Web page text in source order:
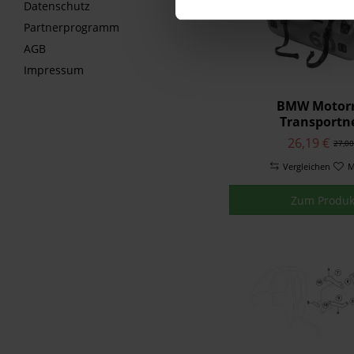
Datenschutz
Partnerprogramm
AGB
Impressum
BMW
26,19 €
Vergleichen
Zum